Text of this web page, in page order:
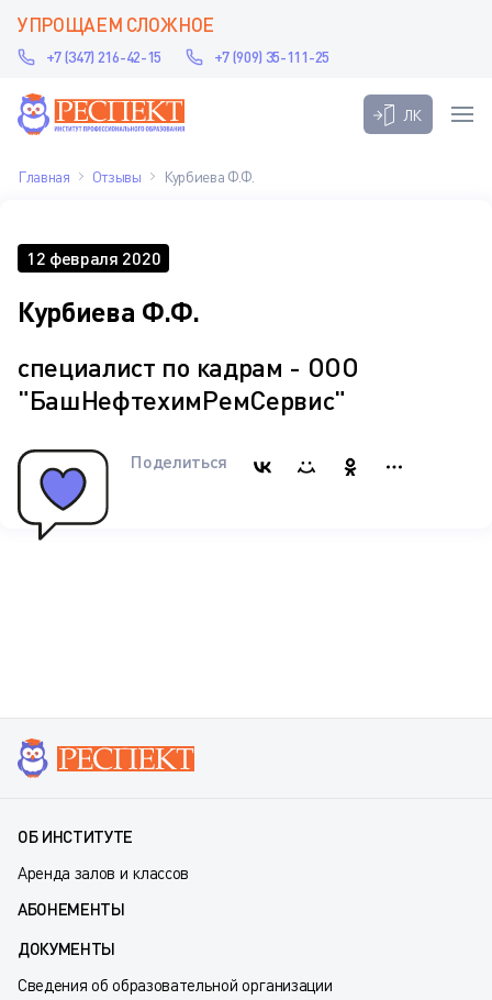
УПРОЩАЕМ СЛОЖНОЕ
+7 (347) 216-42-15 +7 (909) 35-111-25
ЛК
Главная Отзывы Курбиева Ф.Ф.
12 февраля 2020
Курбиева Ф.Ф.
специалист по кадрам - ООО
"БашНефтехимРемСервис"
Поделиться
ОБ ИНСТИТУТЕ
Аренда залов и классов
АБОНЕМЕНТЫ
ДОКУМЕНТЫ
Сведения об образовательной организации